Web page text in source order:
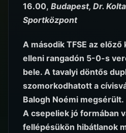
16.00, Budapest, Dr.
Sportközpont
A második TFSE az előző
elleni rangadón 5-0-s
bele. A tavalyi döntős
szomorkodhatott a
Balogh Noémi megsérült.
A csepeliek jó formában
fellépésükön hibátlanok